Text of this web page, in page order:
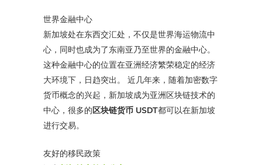
世界金融中心
新加坡处在东西交汇处，不仅是世界海运物流中
心，同时也成为了东南亚乃至世界的金融中心。
这种金融中心的位置在亚洲经济繁荣稳定的经济
大环境下，日趋突出。 近几年来，随着加密数字
货币概念的兴起，新加坡成为亚洲区块链技术的
中心，很多的区块链货币 USDT都可以在新加坡
进行交易。
友好的移民政策